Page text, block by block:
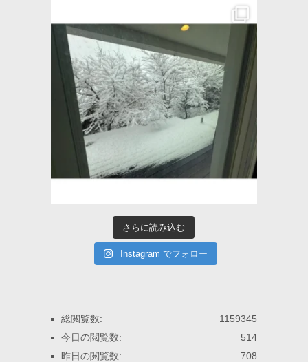
さらに読み込む
Instagram でフォロー
1159345
総閲覧数:
514
今日の閲覧数:
708
昨日の閲覧数: